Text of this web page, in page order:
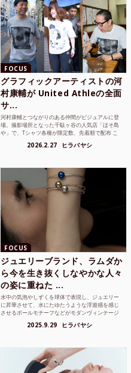
FOCUS
グラフィックアーティストの河
村康輔が United Athleの全面
サ...
河村康輔とつながりのある仲間がビジュアルに登
場。撮影場所となった千駄ヶ谷の人気店「ほそ島
や」で、Tシャツ各種が限定数、先着順で配布 こ
2026.2.27 ヒラバヤシ
FOCUS
ジュエリーブランド、ラムダか
ら今を生き抜くしなやかな人々
の姿に重ねた ...
水中の気泡やしずくを球体で表現し、ジュエリー
に昇華させて、水にたゆたうような浮遊感を感じ
させるボールモチーフなどがモダンヴィンテージ
2025.9.29 ヒラバヤシ